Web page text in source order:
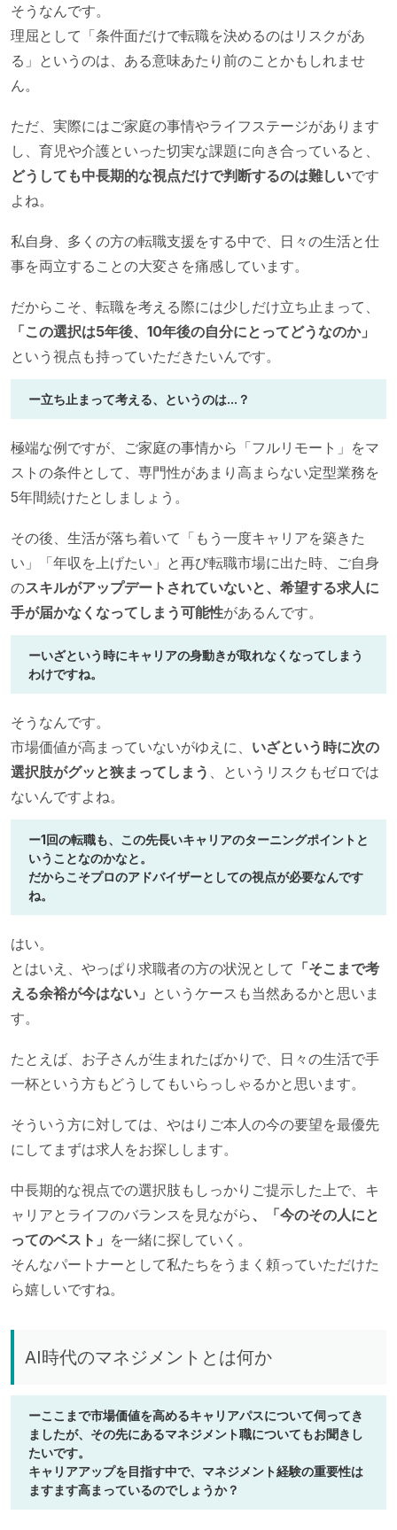
そうなんです。
理屈として「条件面だけで転職を決めるのはリスクがあ
る」というのは、ある意味あたり前のことかもしれませ
ん。
ただ、実際にはご家庭の事情やライフステージがあります
し、育児や介護といった切実な課題に向き合っていると、
どうしても中長期的な視点だけで判断するのは難しいです
よね。
私自身、多くの方の転職支援をする中で、日々の生活と仕
事を両立することの大変さを痛感しています。
だからこそ、転職を考える際には少しだけ立ち止まって、
「この選択は5年後、10年後の自分にとってどうなのか」
という視点も持っていただきたいんです。
ー立ち止まって考える、というのは...？
極端な例ですが、ご家庭の事情から「フルリモート」をマ
ストの条件として、専門性があまり高まらない定型業務を
5年間続けたとしましょう。
その後、生活が落ち着いて「もう一度キャリアを築きた
い」「年収を上げたい」と再び転職市場に出た時、ご自身
のスキルがアップデートされていないと、希望する求人に
手が届かなくなってしまう可能性があるんです。
ーいざという時にキャリアの身動きが取れなくなってしまう
わけですね。
そうなんです。
市場価値が高まっていないがゆえに、 いざという時に次の
選択肢がグッと狭まってしまう 、というリスクもゼロでは
ないんですよね。
ー1回の転職も、この先長いキャリアのターニングポイントと
いうことなのかなと。
だからこそプロのアドバイザーとしての視点が必要なんです
ね。
はい。
とはいえ、やっぱり求職者の方の状況として 「そこまで考
える余裕が今はない」 というケースも当然あるかと思いま
す。
たとえば、お子さんが生まれたばかりで、日々の生活で手
一杯という方もどうしてもいらっしゃるかと思います。
そういう方に対しては、やはりご本人の今の要望を最優先
にしてまずは求人をお探しします。
中長期的な視点での選択肢もしっかりご提示した上で、キ
ャリアとライフのバランスを見ながら、「今のその人にと
ってのベスト」 を一緒に探していく。
そんなパートナーとして私たちをうまく頼っていただけた
ら嬉しいですね。
AI時代のマネジメントとは何か
ーここまで市場価値を高めるキャリアパスについて伺ってき
ましたが、その先にあるマネジメント職についてもお聞きし
たいです。
キャリアアップを目指す中で、マネジメント経験の重要性は
ますます高まっているのでしょうか？